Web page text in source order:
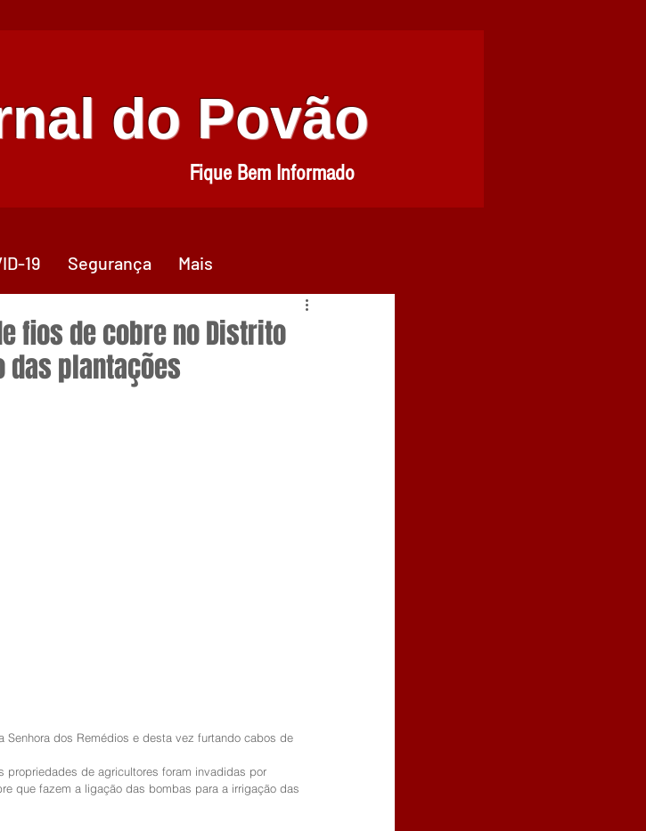
do Povão
Fique Bem Informado
de fios de cobre no Distrito
plantações
Senhora dos Remédios e desta vez furtando cabos de
propriedades de agricultores foram invadidas por
que fazem a ligação das bombas para a irrigação das
19 Segurança Mais